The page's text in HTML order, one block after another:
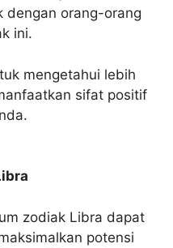
dengan orang-orang
ini.
mengetahui lebih
sifat positif
zodiak Libra dapat
potensi